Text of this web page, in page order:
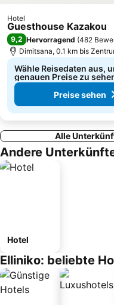
Hotel
Guesthouse Kazakou
9,2 Hervorragend (482
Dimitsana, 0.1 km bis
Wähle Reisedaten aus,
genauen Preise zu
Preise sehen
Alle
Andere
Hotel
Elliniko: beliebte